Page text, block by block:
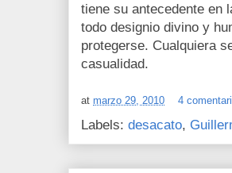
tiene su antecedente en
todo designio divino y
protegerse. Cualquiera
casualidad.
at marzo 29, 2010 4
Labels: desacato,